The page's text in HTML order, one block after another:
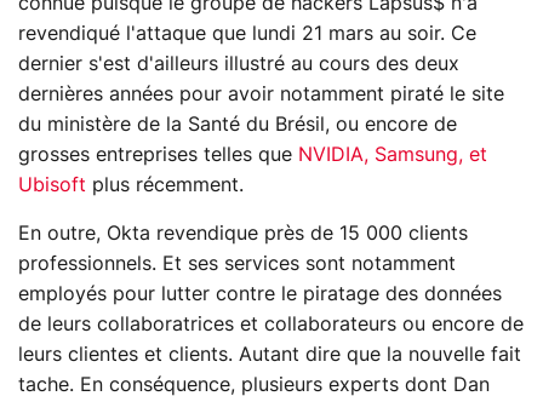
revendiqué l'attaque que lundi 21 mars au soir. Ce
dernier s'est d'ailleurs illustré au cours des deux
dernières années pour avoir notamment piraté le site
du ministère de la Santé du Brésil, ou encore de
grosses entreprises telles que NVIDIA, Samsung, et
Ubisoft plus récemment.
En outre, Okta revendique près de 15 000 clients
professionnels. Et ses services sont notamment
employés pour lutter contre le piratage des données
de leurs collaboratrices et collaborateurs ou encore de
leurs clientes et clients. Autant dire que la nouvelle fait
tache. En conséquence, plusieurs experts dont Dan